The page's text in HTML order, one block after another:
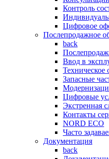
Контроль
Цифровое
Послепродажное
back
Ввод в
Техническое
Запасные
Цифровые
Экстренная
Контакты
NORD ECO
Часто
Документация
back